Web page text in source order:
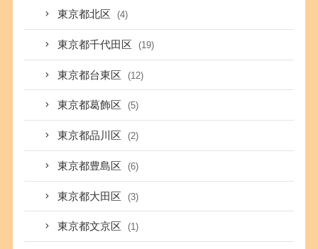
東京都北区 (4)
東京都千代田区 (19)
東京都台東区 (12)
東京都葛飾区 (5)
東京都品川区 (2)
東京都豊島区 (6)
東京都大田区 (3)
東京都文京区 (1)